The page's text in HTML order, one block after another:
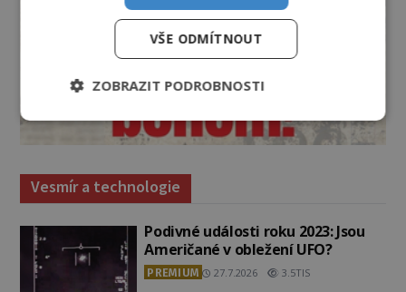
Vesmír a technologie
Podivné události roku 2023: Jsou
Američané v obležení UFO?
PREMIUM 27.7.2026 3.5TIS
VŠE ODMÍTNOUT
ZOBRAZIT PODROBNOSTI